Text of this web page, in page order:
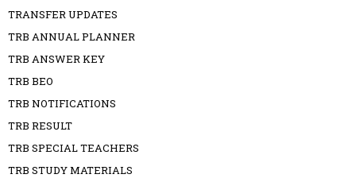
TRANSFER UPDATES
TRB ANNUAL PLANNER
TRB ANSWER KEY
TRB BEO
TRB NOTIFICATIONS
TRB RESULT
TRB SPECIAL TEACHERS
TRB STUDY MATERIALS